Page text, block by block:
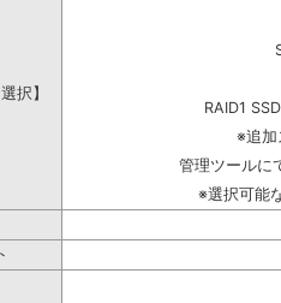
択】
RAID1
※追加
管理ツールに
※選択可能